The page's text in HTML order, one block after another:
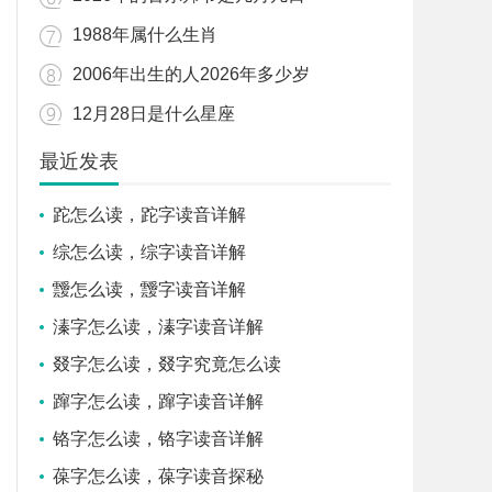
1988年属什么生肖
2006年出生的人2026年多少岁
12月28日是什么星座
最近发表
跎怎么读，跎字读音详解
综怎么读，综字读音详解
靉怎么读，靉字读音详解
溱字怎么读，溱字读音详解
叕字怎么读，叕字究竟怎么读
蹿字怎么读，蹿字读音详解
铬字怎么读，铬字读音详解
葆字怎么读，葆字读音探秘